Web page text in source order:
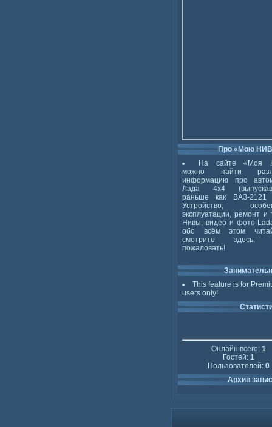
Про «Мою
На сайте «Моя
можно найти
информацию про
Лада 4x4
раньше как ВАЗ-2121
Устройство,
эксплуатации, ремонт и
Нивы, видео и фото
обо всём этом
смотрите здесь.
пожаловать!
This feature is for
users only!
Онлайн всего: 1
Гостей: 1
Пользователей: 0
Архив